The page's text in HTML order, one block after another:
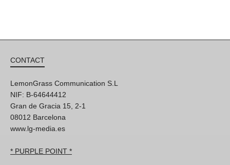
CONTACT
LemonGrass Communication S.L
NIF: B-64644412
Gran de Gracia 15, 2-1
08012 Barcelona
www.lg-media.es
* PURPLE POINT *